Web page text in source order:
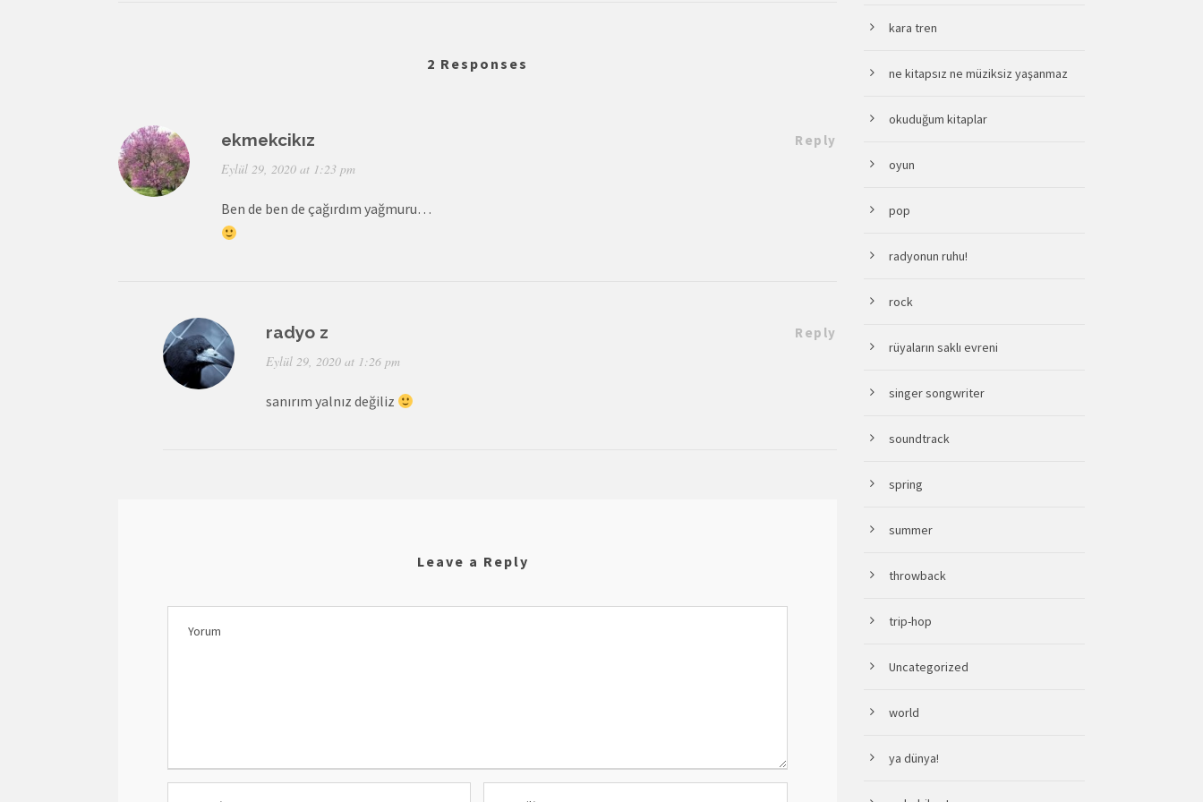
2 Responses
ekmekcikız
Eylül 29, 2020 at 1:23 pm
Reply
Ben de ben de çağırdım yağmuru…
radyo z
Eylül 29, 2020 at 1:26 pm
Reply
sanırım yalnız değiliz
Leave a Reply
kara tren
ne kitapsız ne müziksiz yaşanmaz
okuduğum kitaplar
oyun
pop
radyonun ruhu!
rock
rüyaların saklı evreni
singer songwriter
soundtrack
spring
summer
throwback
trip-hop
Uncategorized
world
ya dünya!